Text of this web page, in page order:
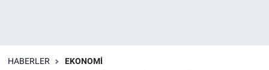
HABERLER EKONOMİ